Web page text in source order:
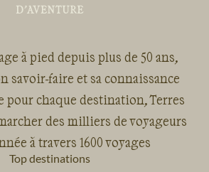
à pied depuis plus de 50 ans,
savoir-faire et sa connaissance
pour chaque destination, Terres
des milliers de voyageurs
à travers 1600 voyages
Top destinations